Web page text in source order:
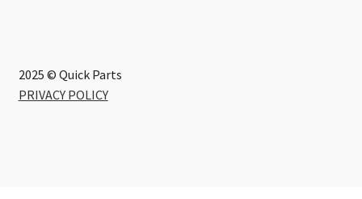
2025 © Quick Parts
PRIVACY POLICY